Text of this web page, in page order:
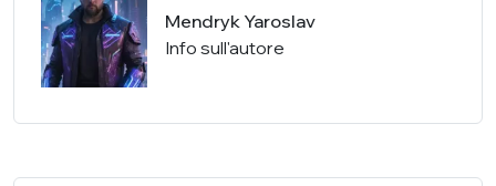
Mendryk Yaroslav
Info sull'autore